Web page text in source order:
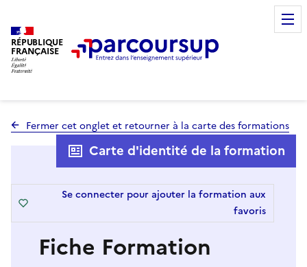
RÉPUBLIQUE
FRANÇAISE
Fermer cet onglet et retourner à la carte des formations
Fiche Formation
Carte d'identité de la formation
Se connecter pour ajouter la formation aux
favoris